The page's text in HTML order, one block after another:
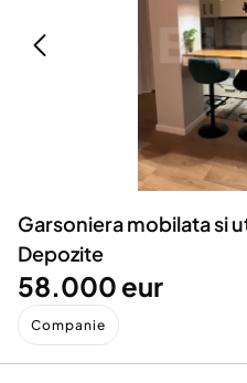
Servicii
Animale de companie
Afaceri și echipamente
Inchiriere Bunuri si
Utilaje agricole si
Piese auto si accesorii
Garsoniera mobilata si
Depozite
58.000 eur
Companie